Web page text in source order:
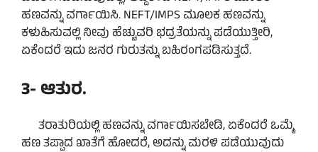
ಹಣವನ್ನು ವರ್ಗಾಯಿಸಿ. NEFT/IMPS ಮೂಲಕ ಹಣವನ್ನು
ಕಳುಹಿಸುವಲ್ಲಿ ನೀವು ಹೆಚ್ಚುವರಿ ಭದ್ರತೆಯನ್ನು ಪಡೆಯುತ್ತೀರಿ,
ಏಕೆಂದರೆ ಇದು ಜನರ ಗುರುತನ್ನು ಬಹಿರಂಗಪಡಿಸುತ್ತದೆ.
3- ಆತುರ.
ತರಾತುರಿಯಲ್ಲಿ ಹಣವನ್ನು ವರ್ಗಾಯಿಸಬೇಡಿ, ಏಕೆಂದರೆ ಒಮ್ಮೆ
ಹಣ ತಪ್ಪಾದ ಖಾತೆಗೆ ಹೋದರೆ, ಅದನ್ನು ಮರಳಿ ಪಡೆಯುವುದು